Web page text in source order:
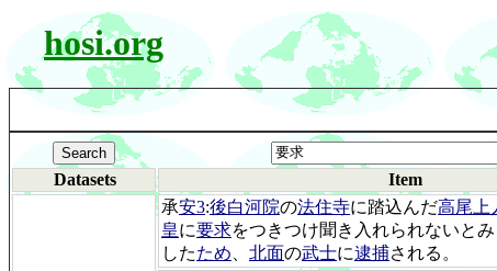
hosi.org
Datasets Item
承安3:後白河院の法住寺に踏込んだ高尾上
皇に要求をつきつけ聞き入れられないと
したため 北面の武士に逮捕される。